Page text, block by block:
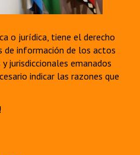
o jurídica, tiene el derecho
de información de los actos
jurisdiccionales emanados
indicar las razones que